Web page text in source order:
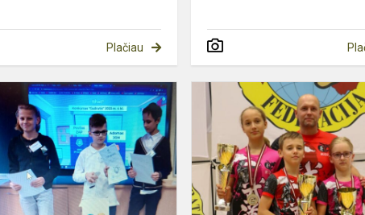
Plačiau
Konkurso
„Gudrutis
2023“
nugalėtojai